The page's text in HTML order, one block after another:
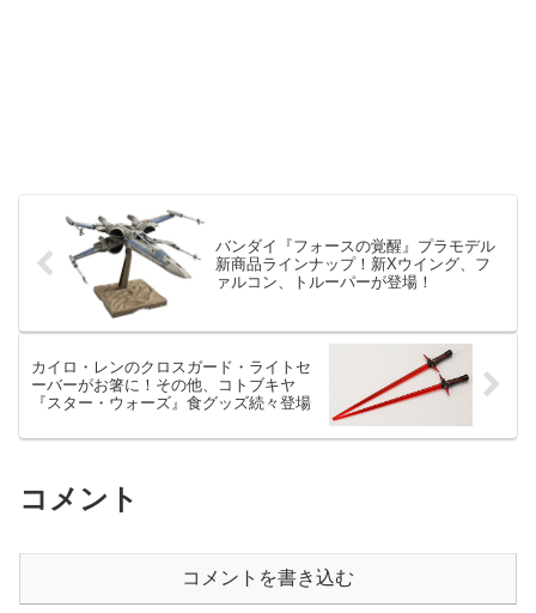
バンダイ『フォースの覚醒』プラモデル
新商品ラインナップ！新Xウイング、フ
ァルコン、トルーパーが登場！
カイロ・レンのクロスガード・ライトセ
ーバーがお箸に！その他、コトブキヤ
『スター・ウォーズ』食グッズ続々登場
コメント
コメントを書き込む